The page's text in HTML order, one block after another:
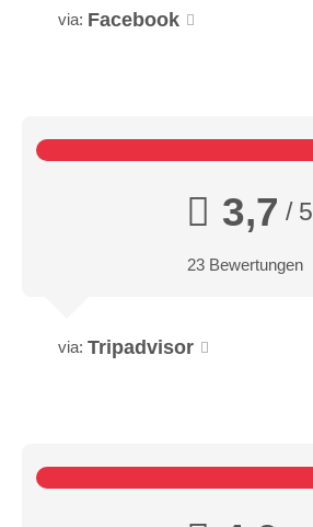
via: Facebook
3,7 / 5
23 Bewertungen
via: Tripadvisor